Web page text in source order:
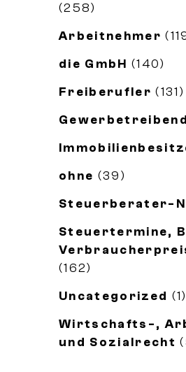
(258)
Arbeitnehmer
die GmbH (140)
Freiberufler (131)
ohne (39)
Steuerberater-
Steuertermine,
(162)
Uncategorized (1)
Wirtschafts-,
und Sozialrecht